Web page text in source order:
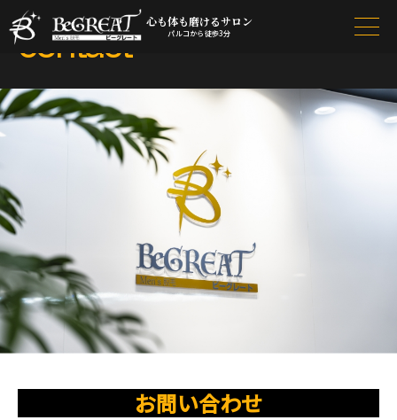
心も体も磨けるサロン
パルコから徒歩3分
contact
お問い合わせ